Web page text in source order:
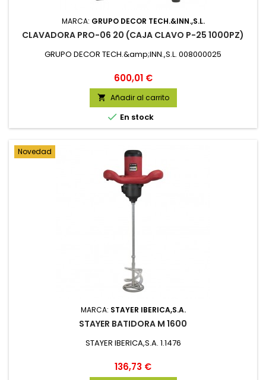
MARCA: GRUPO DECOR TECH.&INN.,S.L.
CLAVADORA PRO-06 20 (CAJA CLAVO P-25 1000PZ)
GRUPO DECOR TECH.&amp;INN.,S.L. 008000025
Precio
600,01 €
 Añadir al carrito
 En stock
Novedad
MARCA: STAYER IBERICA,S.A.
STAYER BATIDORA M 1600
STAYER IBERICA,S.A. 1.1476
Precio
136,73 €